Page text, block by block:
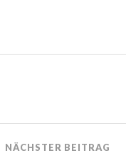
NÄCHSTER BEITRAG